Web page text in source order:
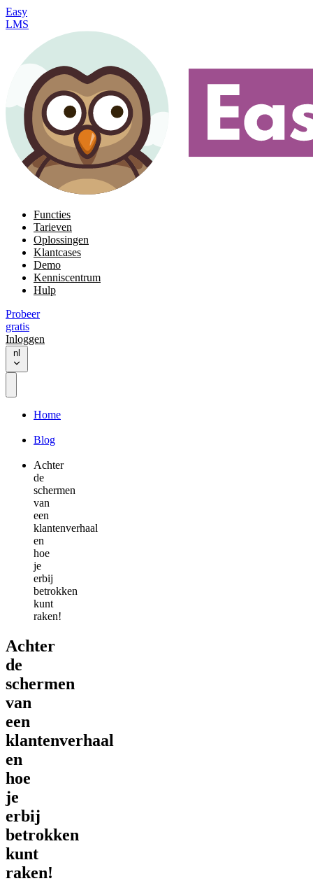
Easy
LMS
Functies
Tarieven
Oplossingen
Klantcases
Demo
Kenniscentrum
Hulp
Probeer
gratis
Inloggen
nl
Home
Blog
Achter
de
schermen
van
een
klantenverhaal
en
hoe
je
erbij
betrokken
kunt
raken!
Achter
de
schermen
van
een
klantenverhaal
en
hoe
je
erbij
betrokken
kunt
raken!